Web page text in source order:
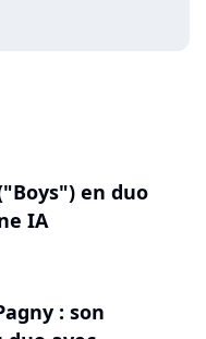
en duo
IA
: son